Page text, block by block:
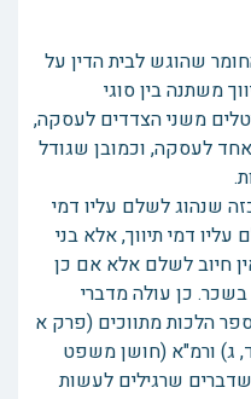
שהוגש לבית הדין על
משתנה בין סוגי
משני הצדדים לעסקה,
לעסקה, וכמובן שגודל
שנהוג לשלם עליו דמי
דמי תיווך, אלא בני
חיוב לשלם אלא אם כן
כן עולה מדברי
הלכות מתווכים (פרק א
ג) ורמ"א (חושן משפט
שרגילים לעשות